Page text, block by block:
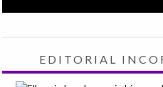
EDITORIAL